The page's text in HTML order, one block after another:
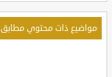
مواضيع ذات محتوي مطابق